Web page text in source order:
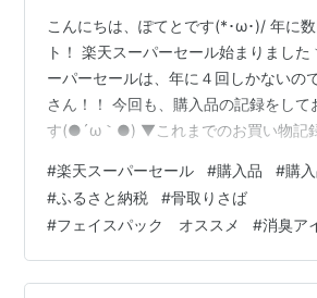
こんにちは、ぽてとです(*･ω･)/ 年に
ト！ 楽天スーパーセール始まりまし
ーパーセールは、年に４回しかないの
さん！！ 今回も、購入品の記録をして
す(●´ω｀●) ▼これまでのお買い物記
poteto-on.hatenablog.com 楽天スーパ
❶VTマスク ❷サバ ➌消臭スプレー ❹写
ふるさと納税 楽天スーパーセール購入
最大49％OFF＋ギフト＋送料無…
#楽天スーパーセール #購入品 #購
#ふるさと納税 #骨取りさば
#フェイスパック オススメ #消臭ア